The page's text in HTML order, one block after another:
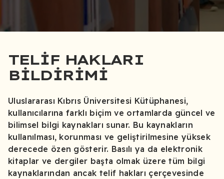
TELİF HAKLARI
BİLDİRİMİ
Uluslararası Kıbrıs Üniversitesi Kütüphanesi,
kullanıcılarına farklı biçim ve ortamlarda güncel ve
bilimsel bilgi kaynakları sunar. Bu kaynakların
kullanılması, korunması ve geliştirilmesine yüksek
derecede özen gösterir. Basılı ya da elektronik
kitaplar ve dergiler başta olmak üzere tüm bilgi
kaynaklarından ancak telif hakları çerçevesinde